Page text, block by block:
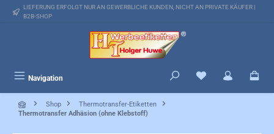
springen
LIEFERUNG ERFOLGT NUR AN GEWERBLICHE KUNDEN, NICHT AN PRIVATE KÄUFER |
B2B-SHOP
Navigation Du hast 0 Produkte
Shop
Thermotransfer-Etiketten
Thermotransfer Adhäsion (ohne Klebstoff)